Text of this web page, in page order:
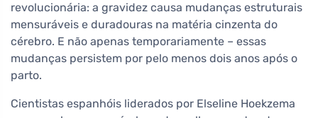
revolucionária: a gravidez causa mudanças estruturais
mensuráveis e duradouras na matéria cinzenta do
cérebro. E não apenas temporariamente – essas
mudanças persistem por pelo menos dois anos após o
parto.
Cientistas espanhóis liderados por Elseline Hoekzema